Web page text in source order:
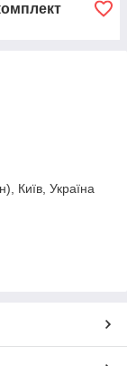
Київ, Україна